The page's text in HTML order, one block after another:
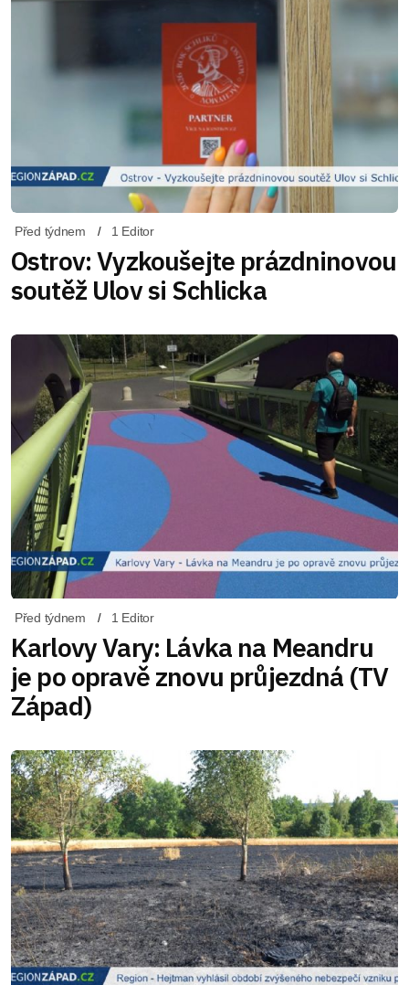
Před týdnem 1 Editor
Ostrov: Vyzkoušejte prázdninovou
soutěž Ulov si Schlicka
Před týdnem 1 Editor
Karlovy Vary: Lávka na Meandru
je po opravě znovu průjezdná (TV
Západ)